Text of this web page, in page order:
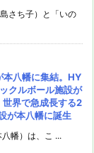
さち子）と「いの
本八幡に集結。HY
クルボール施設が
界で急成長する2
が本八幡に誕生
幡）は、こ ...